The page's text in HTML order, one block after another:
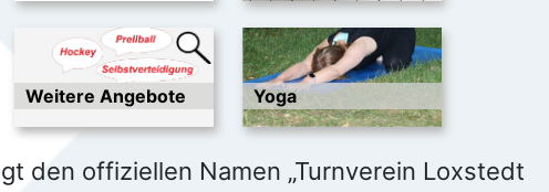
Weitere Angebote Yoga
den offiziellen Namen „Turnverein Loxstedt